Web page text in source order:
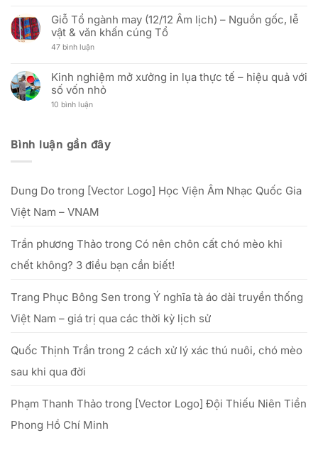
30/04/2026)
địa
chỉ
văn
phòng
mới
In
Cờ
Vải:
Phân
Tích
Và
Hiệu
Quả
Tư
Hải
Triều
ra
mắt
Zalo
nâng
tầm
trải
nghiệm
dịch
bình
luận
ở
Ưu
đãi
Phụ
nữ
Việt
Nam:
phụ
nữ
25/09
đến
20/10/2025
Giỗ Tổ ngành may (12/12 Âm lịch) – Nguồn gốc, lễ
vật & văn khấn cúng Tổ
47 bình luậnở
ngành
may
(12/12
lễ
vật
Tổ
Kinh nghiệm mở xưởng in lụa thực tế – hiệu quả với
số vốn nhỏ
10 bình luậnở
xưởng
in
hiệu
quả
với
số
Bình luận gần đây
Dung Do trong [Vector Logo] Học Viện Âm Nhạc Quốc Gia
Việt Nam – VNAM
Trần phương Thảo trong Có nên chôn cất chó mèo khi
chết không? 3 điều bạn cần biết!
Trang Phục Bông Sen trong Ý nghĩa tà áo dài truyền thống
Việt Nam – giá trị qua các thời kỳ lịch sử
Quốc Thịnh Trần trong 2 cách xử lý xác thú nuôi, chó mèo
sau khi qua đời
Phạm Thanh Thảo trong [Vector Logo] Đội Thiếu Niên Tiền
Phong Hồ Chí Minh